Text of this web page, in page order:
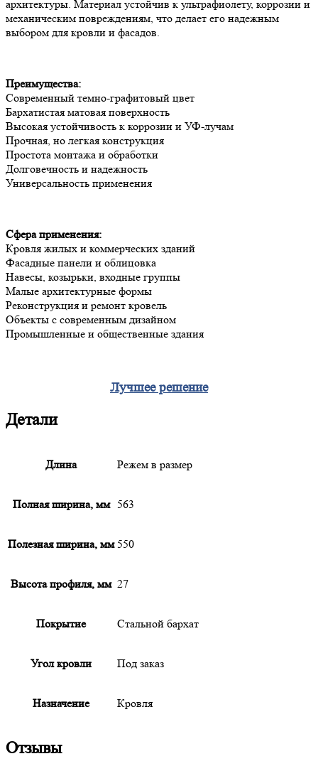
архитектуры. Материал устойчив к ультрафиолету, коррозии и
механическим повреждениям, что делает его надежным
выбором для кровли и фасадов.
Преимущества:
Современный темно-графитовый цвет
Бархатистая матовая поверхность
Высокая устойчивость к коррозии и УФ-лучам
Прочная, но легкая конструкция
Простота монтажа и обработки
Долговечность и надежность
Универсальность применения
Сфера применения:
Кровля жилых и коммерческих зданий
Фасадные панели и облицовка
Навесы, козырьки, входные группы
Малые архитектурные формы
Реконструкция и ремонт кровель
Объекты с современным дизайном
Промышленные и общественные здания
Лучшее решение
Детали
Длина Режем в размер
Полная ширина, мм 563
Полезная ширина, мм 550
Высота профиля, мм 27
Покрытие Стальной бархат
Угол кровли Под заказ
Назначение Кровля
Отзывы